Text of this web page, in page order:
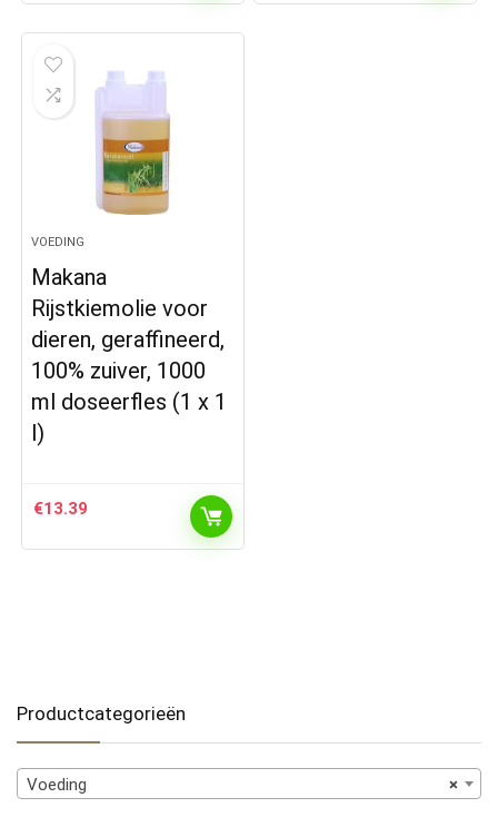
VOEDING
Makana
Rijstkiemolie voor
dieren, geraffineerd,
100% zuiver, 1000
ml doseerfles (1 x 1
l)
€13.39
Productcategorieën
×
Voeding